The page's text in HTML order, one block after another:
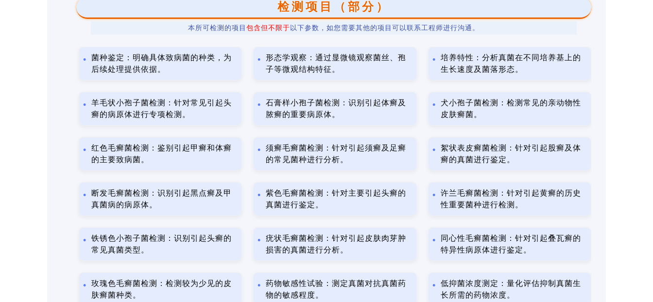
检测项目（部分）
本所可检测的项目 包含但不限于 以下参数，如您需要其他的项目可以联系工程师进行沟通。
菌种鉴定：明确具体致病菌的种类，为
后续处理提供依据。
形态学观察：通过显微镜观察菌丝、孢
子等微观结构特征。
培养特性：分析真菌在不同培养基上的
生长速度及菌落形态。
羊毛状小孢子菌检测：针对常见引起头
癣的病原体进行专项检测。
石膏样小孢子菌检测：识别引起体癣及
脓癣的重要病原体。
犬小孢子菌检测：检测常见的亲动物性
皮肤癣菌。
红色毛癣菌检测：鉴别引起甲癣和体癣
的主要致病菌。
须癣毛癣菌检测：针对引起须癣及足癣
的常见菌种进行分析。
絮状表皮癣菌检测：针对引起股癣及体
癣的真菌进行鉴定。
断发毛癣菌检测：识别引起黑点癣及甲
真菌病的病原体。
紫色毛癣菌检测：针对主要引起头癣的
真菌进行鉴定。
许兰毛癣菌检测：针对引起黄癣的历史
性重要菌种进行检测。
铁锈色小孢子菌检测：识别引起头癣的
常见真菌类型。
疣状毛癣菌检测：针对引起皮肤肉芽肿
损害的真菌进行分析。
同心性毛癣菌检测：针对引起叠瓦癣的
特异性病原体进行鉴定。
玫瑰色毛癣菌检测：检测较为少见的皮
肤癣菌种类。
药物敏感性试验：测定真菌对抗真菌药
物的敏感程度。
低抑菌浓度测定：量化评估抑制真菌生
长所需的药物浓度。